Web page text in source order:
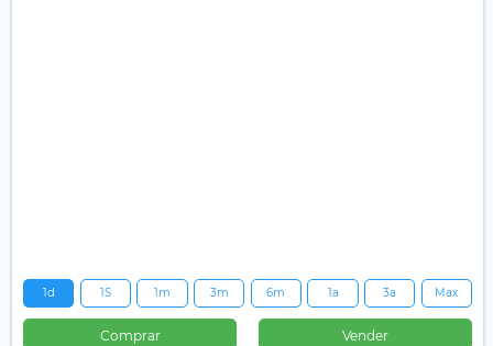
1d 1S 1m 3m 6m 1a 3a Max
Comprar Vender